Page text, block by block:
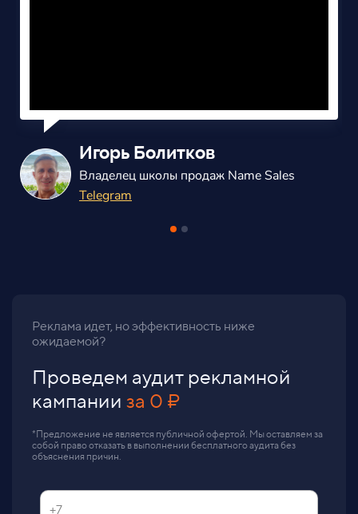
Александр Балаш
Владелец маркетингового агенства
ВКонтакте
Реклама идет, но эффективность ниже
ожидаемой?
Проведем аудит рекламной
кампании за 0 ₽
*Предложение не является публичной офертой. Мы оставляем за
собой право отказать в выполнении бесплатного аудита без
объяснения причин.